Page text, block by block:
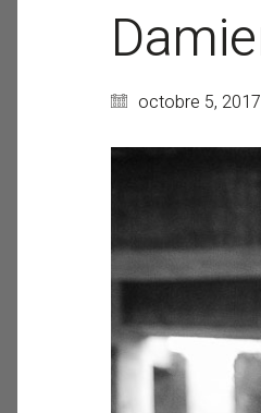
octobre 5, 2017